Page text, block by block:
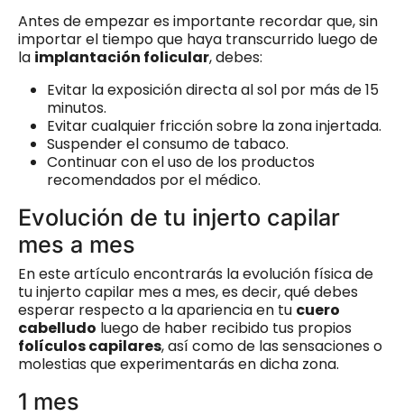
Antes de empezar es importante recordar que, sin
importar el tiempo que haya transcurrido luego de
la implantación folicular, debes:
Evitar la exposición directa al sol por más de 15
minutos.
Evitar cualquier fricción sobre la zona injertada.
Suspender el consumo de tabaco.
Continuar con el uso de los productos
recomendados por el médico.
Evolución de tu injerto capilar
mes a mes
En este artículo encontrarás la evolución física de
tu injerto capilar mes a mes, es decir, qué debes
esperar respecto a la apariencia en tu cuero
cabelludo luego de haber recibido tus propios
folículos capilares, así como de las sensaciones o
molestias que experimentarás en dicha zona.
1 mes